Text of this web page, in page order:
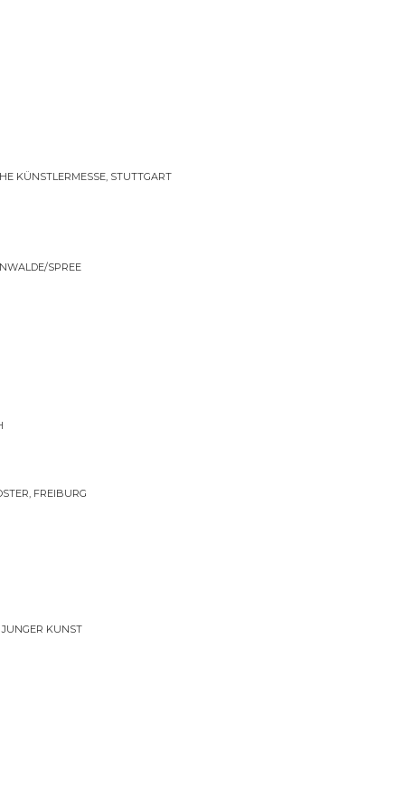
KÜNSTLERMESSE, STUTTGART
SPREE
FREIBURG
KUNST